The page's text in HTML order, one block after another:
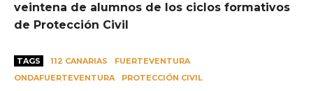
veintena de alumnos de los ciclos formativos
de Protección Civil
TAGS 112 CANARIAS
FUERTEVENTURA
ONDAFUERTEVENTURA
PROTECCIÓN CIVIL